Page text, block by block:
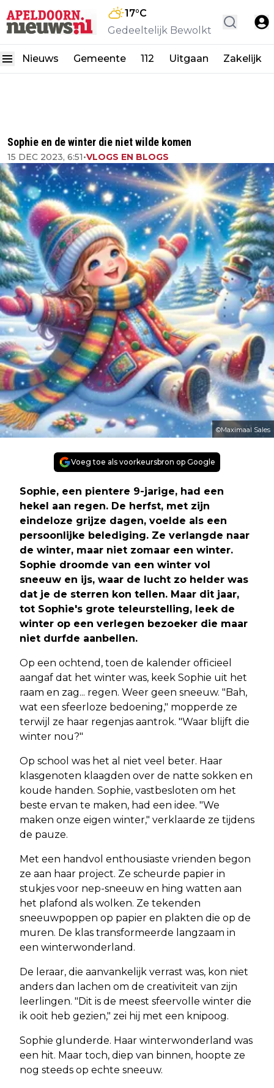
17°C
Gedeeltelijk Bewolkt
Nieuws Gemeente 112 Uitgaan Zakelijk
Sophie en de winter die niet wilde komen
15 DEC 2023, 6:51•VLOGS EN BLOGS
©Maximaal Sales
Voeg toe als voorkeursbron op Google
Sophie, een pientere 9-jarige, had een
hekel aan regen. De herfst, met zijn
eindeloze grijze dagen, voelde als een
persoonlijke belediging. Ze verlangde naar
de winter, maar niet zomaar een winter.
Sophie droomde van een winter vol
sneeuw en ijs, waar de lucht zo helder was
dat je de sterren kon tellen. Maar dit jaar,
tot Sophie's grote teleurstelling, leek de
winter op een verlegen bezoeker die maar
niet durfde aanbellen.
Op een ochtend, toen de kalender officieel
aangaf dat het winter was, keek Sophie uit het
raam en zag... regen. Weer geen sneeuw. "Bah,
wat een sfeerloze bedoening," mopperde ze
terwijl ze haar regenjas aantrok. "Waar blijft die
winter nou?"
Op school was het al niet veel beter. Haar
klasgenoten klaagden over de natte sokken en
koude handen. Sophie, vastbesloten om het
beste ervan te maken, had een idee. "We
maken onze eigen winter," verklaarde ze tijdens
de pauze.
Met een handvol enthousiaste vrienden begon
ze aan haar project. Ze scheurde papier in
stukjes voor nep-sneeuw en hing watten aan
het plafond als wolken. Ze tekenden
sneeuwpoppen op papier en plakten die op de
muren. De klas transformeerde langzaam in
een winterwonderland.
De leraar, die aanvankelijk verrast was, kon niet
anders dan lachen om de creativiteit van zijn
leerlingen. "Dit is de meest sfeervolle winter die
ik ooit heb gezien," zei hij met een knipoog.
Sophie glunderde. Haar winterwonderland was
een hit. Maar toch, diep van binnen, hoopte ze
nog steeds op echte sneeuw.